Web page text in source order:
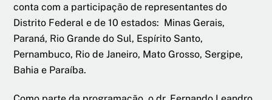
conta com a participação de representantes do
Distrito Federal e de 10 estados: Minas Gerais,
Paraná, Rio Grande do Sul, Espírito Santo,
Pernambuco, Rio de Janeiro, Mato Grosso, Sergipe,
Bahia e Paraíba.